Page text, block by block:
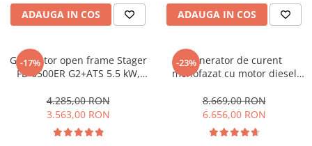
Motocoase si trimmere
Pompe de apa
Accesorii pompe
Hidrofoare
Motopompe
Pompe de circulatie
ADAUGA IN COS ADAUGA IN COS
-17%
Generator open frame Stager
FD 6500ER G2+ATS 5.5 kW,
electrica, bobinaj cupru,
telecomanda, automatizare
monofazata, conector AUTO
4.285,00 RON
3.563,00 RON
-23%Generator de curent
monofazat cu motor diesel
insonorizat, 6,5 kVA
8.669,00 RON
6.656,00 RON